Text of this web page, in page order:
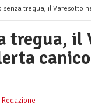
tregua, il Varesotto nella
tregua, il
Redazione